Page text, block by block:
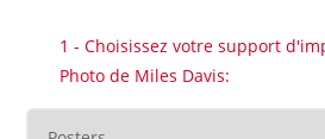
1 - Choisissez votre support
Photo de Miles Davis: